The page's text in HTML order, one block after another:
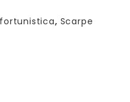
, Scarpe